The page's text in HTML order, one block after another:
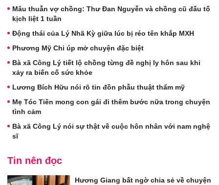
Mâu thuẫn vợ chồng: Thư Đan Nguyễn và chồng cũ đấu tố
kịch liệt 1 tuần
Động thái của Lý Nhã Kỳ giữa lúc bị réo tên khắp MXH
Phương Mỹ Chi úp mở chuyện đặc biệt
Bà xã Công Lý tiết lộ chồng từng đề nghị ly hôn sau khi
xảy ra biến cố sức khỏe
Lương Bích Hữu nói rõ tin đồn phẫu thuật thẩm mỹ
Mẹ Tóc Tiên mong con gái đi thêm bước nữa trong chuyện
tình cảm
Bà xã Công Lý nói sự thật về cuộc hôn nhân với nam nghệ
sĩ
Tin nên đọc
Hương Giang bất ngờ chia sẻ về chuyện